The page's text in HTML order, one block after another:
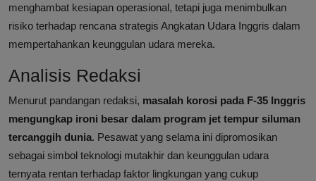
menghambat kesiapan operasional, tetapi juga menimbulkan
risiko terhadap rencana strategis Angkatan Udara Inggris dalam
mempertahankan keunggulan udara mereka.
Analisis Redaksi
Menurut pandangan redaksi, masalah korosi pada F-35 Inggris
mengungkap ironi besar dalam program jet tempur siluman
tercanggih dunia. Pesawat yang selama ini dipromosikan
sebagai simbol teknologi mutakhir dan keunggulan udara
ternyata rentan terhadap faktor lingkungan yang cukup